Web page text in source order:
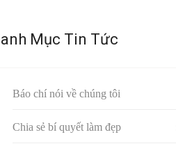
Mục Tin Tức
Báo chí nói về chúng tôi
Chia sẻ bí quyết làm đẹp